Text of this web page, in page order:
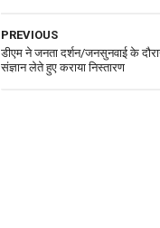
PREVIOUS
डीएम ने जनता दर्शन/जनसुनवाई के
संज्ञान लेते हुए कराया निस्तारण